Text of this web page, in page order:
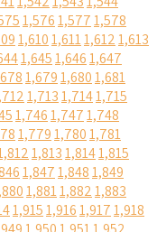
1,5761,5771,578
1,6101,6111,6121,613
1,6451,6461,647
1,6791,6801,681
1,7131,7141,715
1,7461,7471,748
1,7791,7801,781
1,8131,8141,815
1,8471,8481,849
1,8811,8821,883
1,9151,9161,9171,918